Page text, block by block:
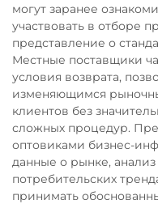
могут заранее
участвовать в отборе
представление о
Местные поставщики
условия возврата,
изменяющимся
клиентов без
сложных процедур.
оптовиками бизнес-
данные о рынке,
потребительских
принимать